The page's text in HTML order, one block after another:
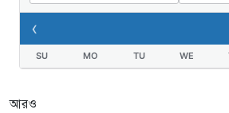
‹
SU MO TU WE
আরও